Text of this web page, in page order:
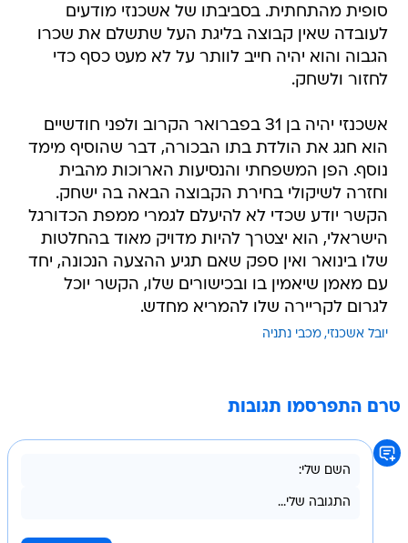
סופית מהתחתית. בסביבתו של אשכנזי מודעים
לעובדה שאין קבוצה בליגת העל שתשלם את שכרו
הגבוה והוא יהיה חייב לוותר על לא מעט כסף כדי
לחזור ולשחק.
אשכנזי יהיה בן 31 בפברואר הקרוב ולפני חודשיים
הוא חגג את הולדת בתו הבכורה, דבר שהוסיף מימד
נוסף. הפן המשפחתי והנסיעות הארוכות מהבית
וחזרה לשיקולי בחירת הקבוצה הבאה בה ישחק.
הקשר יודע שכדי לא להיעלם לגמרי ממפת הכדורגל
הישראלי, הוא יצטרך להיות מדויק מאוד בהחלטות
שלו בינואר ואין ספק שאם תגיע ההצעה הנכונה, יחד
עם מאמן שיאמין בו ובכישורים שלו, הקשר יוכל
לגרום לקריירה שלו להמריא מחדש.
יובל אשכנזי מכבי נתניה
טרם התפרסמו תגובות